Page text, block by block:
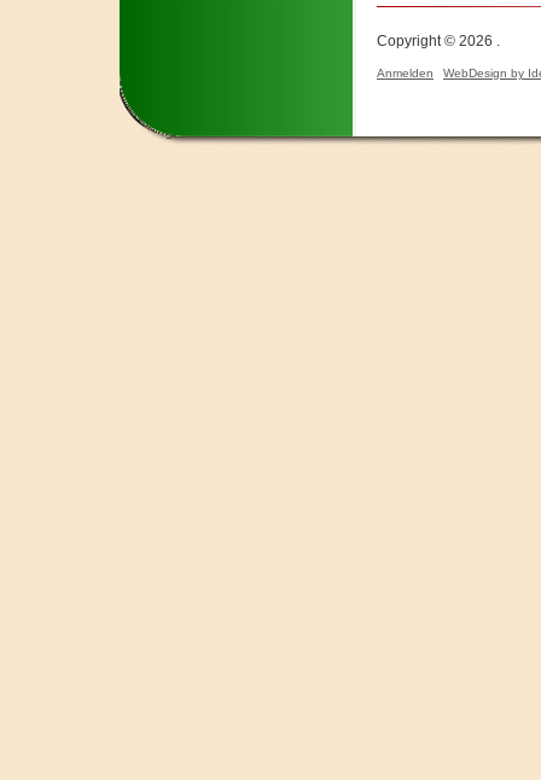
Copyright © 2026 .
Anmelden WebDesign by